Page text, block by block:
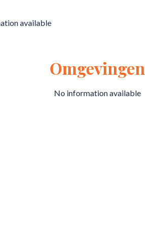
available
Omgevingen
No information available